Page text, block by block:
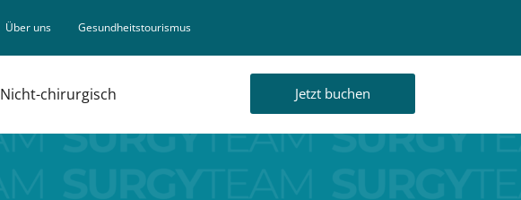
Über uns Gesundheitstourismus
Nicht-chirurgisch Jetzt buchen